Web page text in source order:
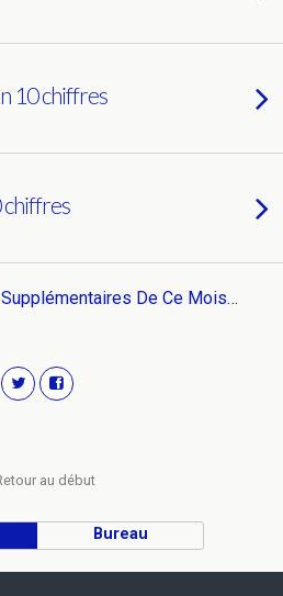
10 chiffres
chiffres
De Ce Mois…
au début
Bureau